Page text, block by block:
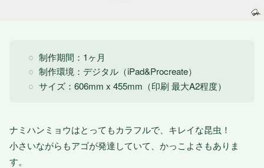
制作期間：1ヶ月
制作環境：デジタル（iPad&Procreate）
サイズ：606mm x 455mm（印刷 最大A2程度）
ナミハンミョウはとってもカラフルで、キレイな昆虫！
小さいながらもアゴが発達していて、かっこよさもありま
す。